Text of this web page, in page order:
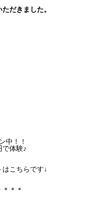
だきました。
中！！
体験♪
こちらです↓
＊＊